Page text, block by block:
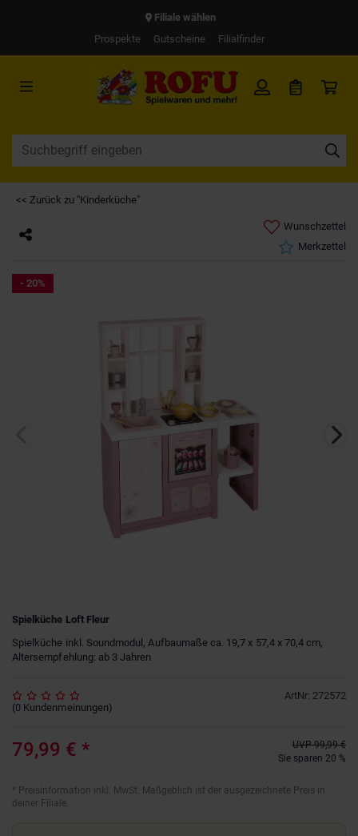
Filiale wählen
Prospekte
Gutscheine Filialfinder
<< Zurück zu "Kinderküche"
Wunschzettel
Merkzettel
- 20%
Spielküche Loft Fleur
Spielküche inkl. Soundmodul, Aufbaumaße ca. 19,7 x 57,4 x 70,4 cm,
Altersempfehlung: ab 3 Jahren
ArtNr: 272572
(0 Kundenmeinungen)
79,99 € * UVP 99,99 €
Sie sparen 20 %
* Preisinformation inkl. MwSt. Maßgeblich ist der ausgezeichnete Preis in
deiner Filiale.